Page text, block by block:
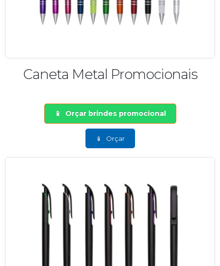
Caneta Metal Promocionais
Orçar brindes promocional
Orçar